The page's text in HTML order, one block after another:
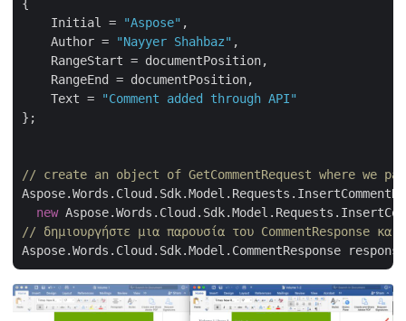
{
    Initial =
"Aspose" ,
    Author =
"Nayyer Shahbaz" ,
    RangeStart = documentPosition,
    RangeEnd = documentPosition,
    Text =
"Comment added through API"
};
// create an object of GetCommentRequest where we
new
// δημιουργήστε μια παρουσία του CommentResponse